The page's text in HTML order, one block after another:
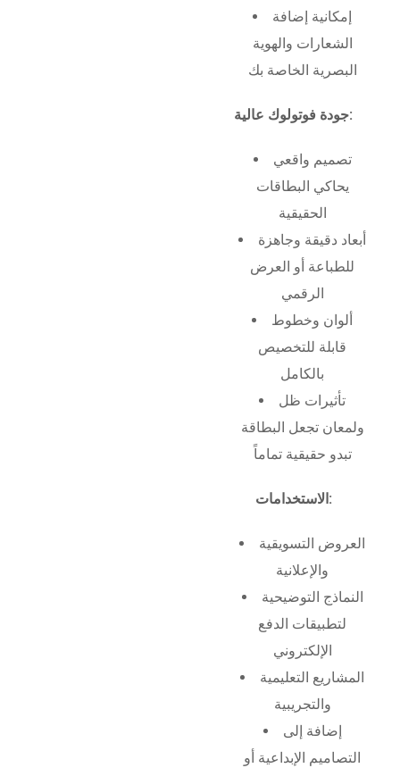
إمكانية إضافة
الشعارات والهوية
البصرية الخاصة بك
جودة فوتولوك عالية:
تصميم واقعي
يحاكي البطاقات
الحقيقية
أبعاد دقيقة وجاهزة
للطباعة أو العرض
الرقمي
ألوان وخطوط
قابلة للتخصيص
بالكامل
تأثيرات ظل
ولمعان تجعل البطاقة
تبدو حقيقية تماماً
الاستخدامات:
العروض التسويقية
والإعلانية
النماذج التوضيحية
لتطبيقات الدفع
الإلكتروني
المشاريع التعليمية
والتجريبية
إضافة إلى
التصاميم الإبداعية أو